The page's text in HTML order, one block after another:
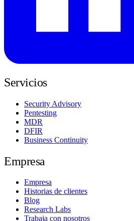
Servicios
Security Advisory
Pentesting
MDR
DFIR
Business Continuity
Empresa
Empresa
Historias de clientes
Blog
Research Labs
Trabaja con nosotros